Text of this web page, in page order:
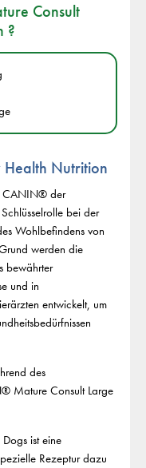
Consult
?
Nutrition
CANIN® der
bei der
Wohlbefindens von
werden die
bewährter
und in
entwickelt, um
des
Mature Consult Large
ist eine
Rezeptur dazu